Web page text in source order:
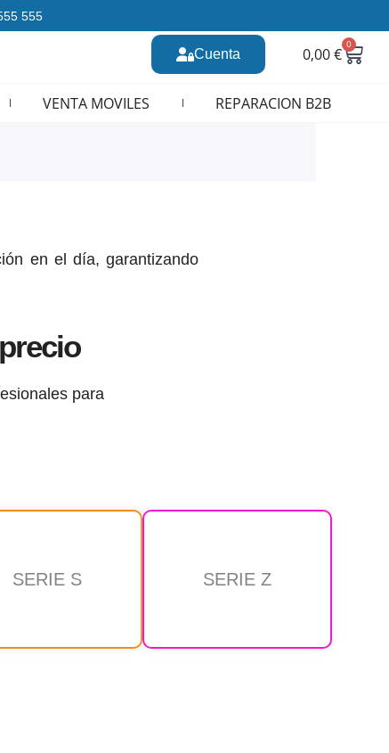
555
Cuenta 0,00€
0
CURSOS REPARACION MOVILES
VENTA MOVILES REPARACION B2B
en el día, garantizando
para
SERIE S SERIE Z